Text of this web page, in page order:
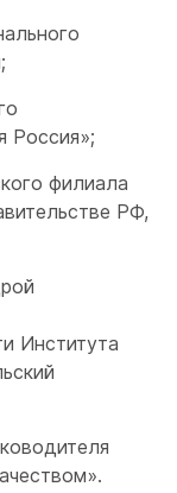
Россия»;
филиала
РФ,
Института